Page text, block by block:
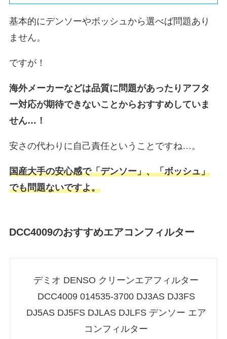
基本的にデンソーやボッシュから選べば問題あり
ません。
ですが！
海外メーカーなどは品質に問題があったりアフタ
ー対応が期待できないことからおすすめしていま
せん…！
安さの代わりに自己責任ということですね…。
国産大手の安心感で「デンソー」、「ボッシュ」
でも問題ないですよ。
DCC4009のおすすめエアコンフィルター
デミオ DENSO クリーンエアフィルター
DCC4009 014535-3700 DJ3AS DJ3FS
DJ5AS DJ5FS DJLAS DJLFS デンソー エア
コンフィルター